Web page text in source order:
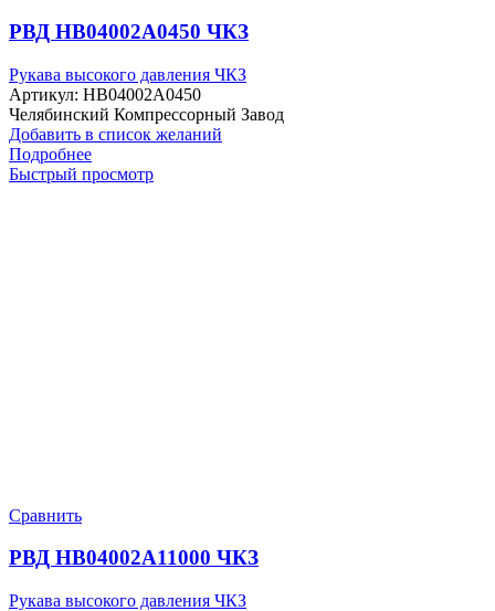
РВД HB04002A0450 ЧКЗ
Рукава высокого давления ЧКЗ
Артикул: HB04002A0450
Челябинский Компрессорный Завод
Добавить в список желаний
Подробнее
Быстрый просмотр
Сравнить
РВД HB04002A11000 ЧКЗ
Рукава высокого давления ЧКЗ